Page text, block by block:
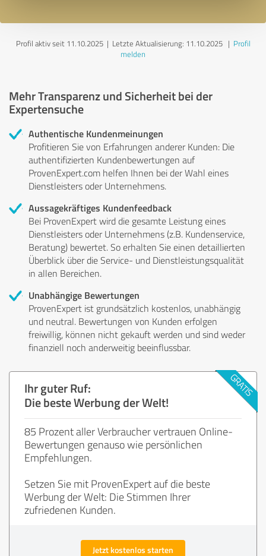
Profil aktiv seit 11.10.2025 | Letzte Aktualisierung: 11.10.2025| Profil
melden
Mehr Transparenz und Sicherheit bei der
Expertensuche
Authentische Kundenmeinungen
Profitieren Sie von Erfahrungen anderer Kunden: Die
authentifizierten Kundenbewertungen auf
ProvenExpert.com helfen Ihnen bei der Wahl eines
Dienstleisters oder Unternehmens.
Aussagekräftiges Kundenfeedback
Bei ProvenExpert wird die gesamte Leistung eines
Dienstleisters oder Unternehmens (z.B. Kundenservice,
Beratung) bewertet. So erhalten Sie einen detaillierten
Überblick über die Service- und Dienstleistungsqualität
in allen Bereichen.
Unabhängige Bewertungen
ProvenExpert ist grundsätzlich kostenlos, unabhängig
und neutral. Bewertungen von Kunden erfolgen
freiwillig, können nicht gekauft werden und sind weder
finanziell noch anderweitig beeinflussbar.
Ihr guter Ruf:
Die beste Werbung der Welt!
85 Prozent aller Verbraucher vertrauen Online-
Bewertungen genauso wie persönlichen
Empfehlungen.
Setzen Sie mit ProvenExpert auf die beste
Werbung der Welt: Die Stimmen Ihrer
zufriedenen Kunden.
Jetzt kostenlos starten